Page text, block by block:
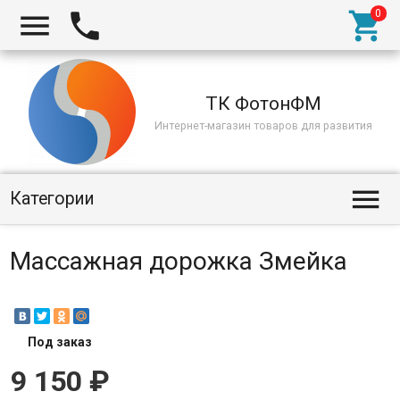
  
ТК ФотонФМ
Интернет-магазин товаров для развития
Категории 
Массажная дорожка Змейка
Под заказ
9 150 ₽